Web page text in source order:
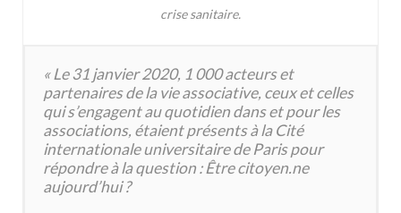
crise sanitaire.
« Le 31 janvier 2020, 1 000 acteurs et
partenaires de la vie associative, ceux et celles
qui s’engagent au quotidien dans et pour les
associations, étaient présents à la Cité
internationale universitaire de Paris pour
répondre à la question : Être citoyen.ne
aujourd’hui ?